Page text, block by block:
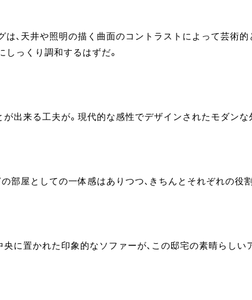
、天井や照明の描く曲面のコントラストによって芸術
しっくり調和するはずだ。
出来る工夫が。現代的な感性でデザインされたモダンな
屋としての一体感はありつつ、きちんとそれぞれの役
に置かれた印象的なソファーが、この邸宅の素晴らしい